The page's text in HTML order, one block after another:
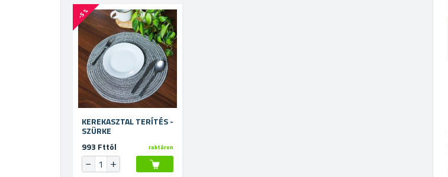
-5 %
KEREKASZTAL TERÍTÉS -
SZÜRKE
993 Fttól
raktáron